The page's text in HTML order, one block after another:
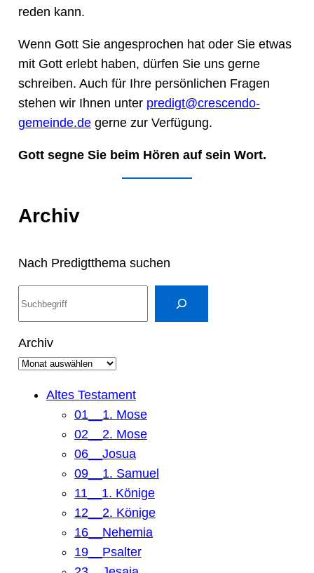
reden kann.
Wenn Gott Sie angesprochen hat oder Sie etwas
mit Gott erlebt haben, dürfen Sie uns gerne
schreiben. Auch für Ihre persönlichen Fragen
stehen wir Ihnen unter predigt@crescendo-
gemeinde.degerne zur Verfügung.
Gott segne Sie beim Hören auf sein Wort.
Archiv
Nach Predigtthema suchen
h
e
Archiv
Altes Testament
01__1. Mose
02__2. Mose
06__Josua
09__1. Samuel
11__1. Könige
12__2. Könige
16__Nehemia
19__Psalter